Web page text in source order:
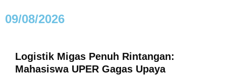
09/08/2026
Logistik Migas Penuh Rintangan:
Mahasiswa UPER Gagas Upaya